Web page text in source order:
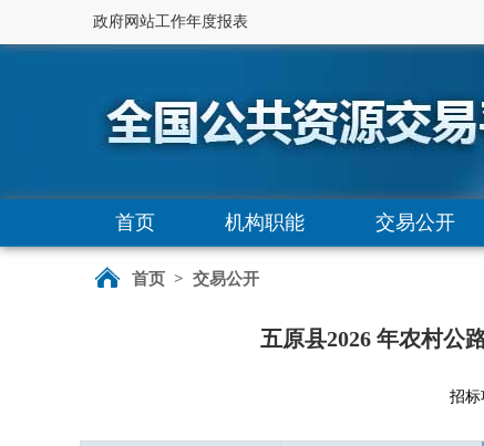
政府网站工作年度报表
首页 机构职能 交易公开
首页> 交易公开
五原县2026 年农村公
招标